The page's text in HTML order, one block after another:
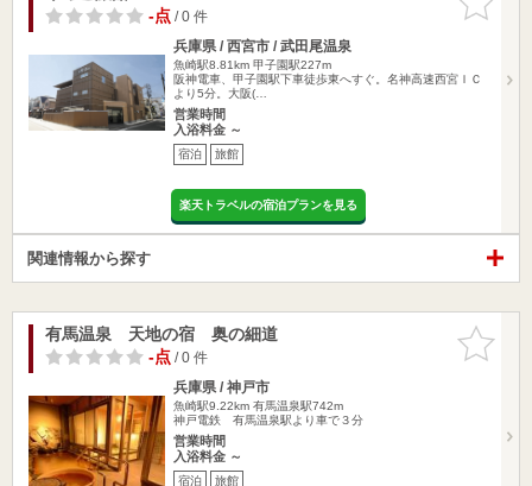
りに追加
-点/ 0 件
兵庫県 / 西宮市 / 武田尾温泉
魚崎駅8.81km 甲子園駅227m
阪神電車、甲子園駅下車徒歩東へすぐ。名神高速西宮ＩＣ
より5分。大阪(…
営業時間
入浴料金 ～
宿泊 旅館
楽天トラベルの宿泊プランを見る
関連情報から探す
お気に入
りに追加
有馬温泉 天地の宿 奥の細道
-点/ 0 件
兵庫県 / 神戸市
魚崎駅9.22km 有馬温泉駅742m
神戸電鉄 有馬温泉駅より車で３分
営業時間
入浴料金 ～
宿泊 旅館